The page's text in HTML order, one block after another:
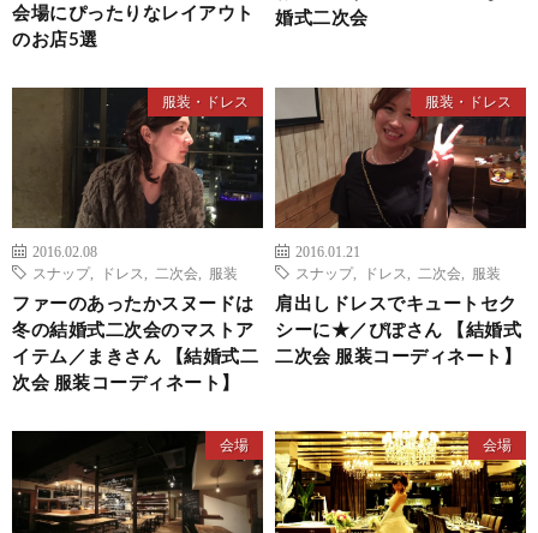
会場にぴったりなレイアウト
のお店5選
婚式二次会
服装・ドレス
2016.02.08
スナップ, ドレス 二次会 服装
ファーのあったかスヌードは
冬の結婚式二次会のマストア
イテム／まきさん 【結婚式二
次会 服装コーディネート】
服装・ドレス
2016.01.21
スナップ, ドレス 二次会 服装
肩出しドレスでキュートセク
シーに★／ぴぽさん 【結婚式
二次会 服装コーディネート】
会場 会場